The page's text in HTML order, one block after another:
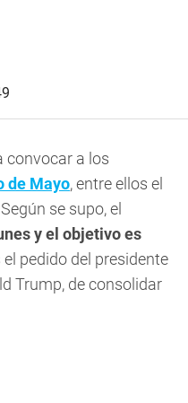
convocar a los
de Mayo, entre ellos el
se supo, el
y el objetivo es
el pedido del presidente
Trump, de consolidar